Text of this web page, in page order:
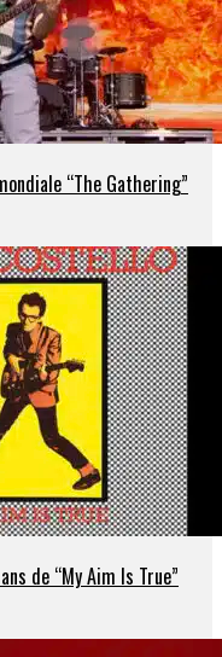
“The Gathering”
de “My Aim Is True”